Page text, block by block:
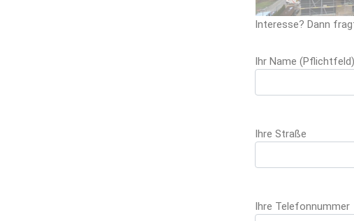
Interesse? Dann
Ihr Name (Pflichtfeld)
Ihre Straße
Ihre Telefonnummer